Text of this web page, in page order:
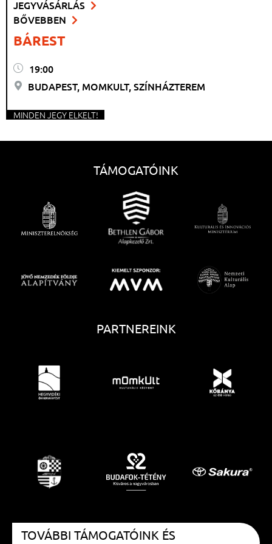
BÁREST
19:00
BUDAPEST, MOMKULT, SZÍNHÁZTEREM
MINDEN JEGY ELKELT!
JEGYVÁSÁRLÁS
BŐVEBBEN
TÁMOGATÓINK
PARTNEREINK
TOVÁBBI TÁMOGATÓINK ÉS